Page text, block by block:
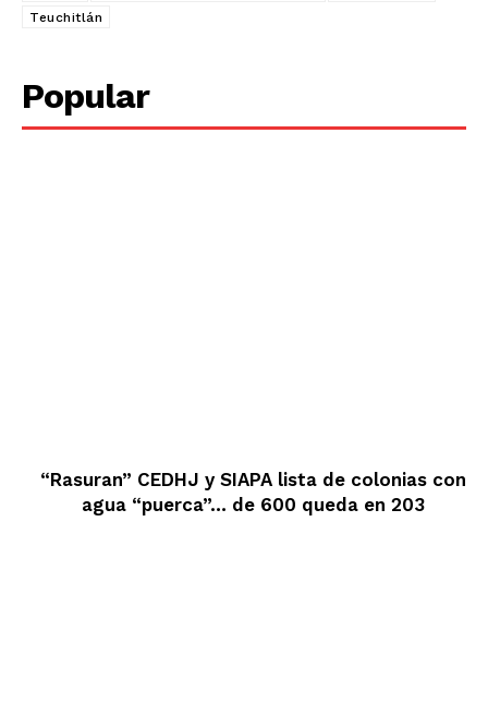
Teuchitlán
Popular
“Rasuran” CEDHJ y SIAPA lista de colonias con
agua “puerca”… de 600 queda en 203